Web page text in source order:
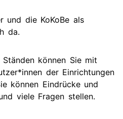
und die KoKoBe als
da.
können Sie mit
der Einrichtungen
können Eindrücke und
viele Fragen stellen.